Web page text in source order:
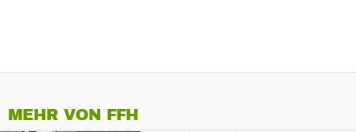
MEHR VON FFH